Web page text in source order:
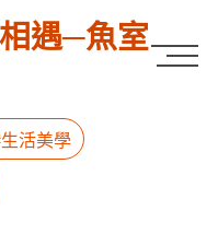
遇─魚室
活美學